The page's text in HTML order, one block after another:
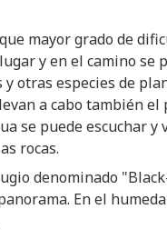
mayor grado de
y en el camino se
otras especies de
a cabo también
se puede escuchar
rocas.
denominado
En el